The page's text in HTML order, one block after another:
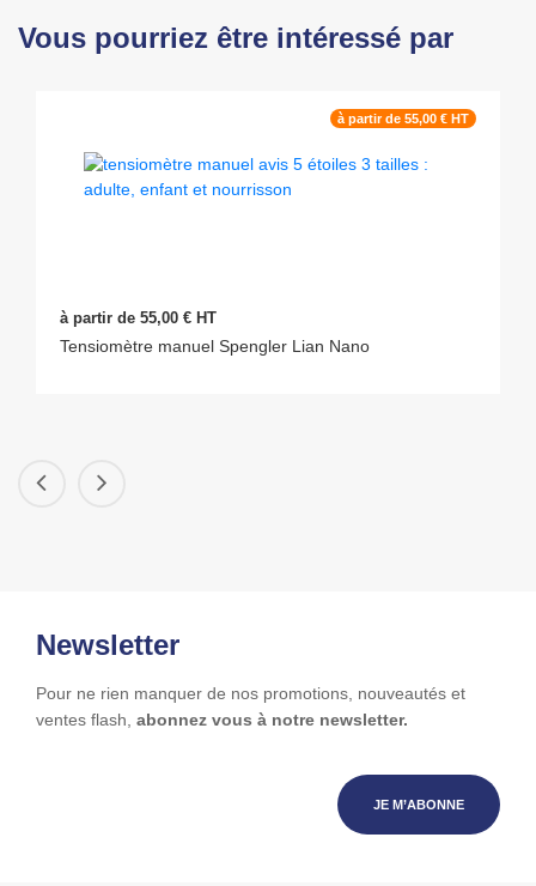
Vous pourriez être intéressé par
à partir de 55,00 € HT
à partir de 55,00 € HT
Tensiomètre manuel Spengler Lian Nano
Newsletter
Pour ne rien manquer de nos promotions, nouveautés et
ventes flash, abonnez vous à notre newsletter.
JE M’ABONNE